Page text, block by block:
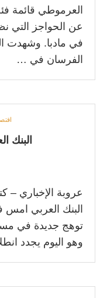
العرموطي قائمة
عن الحواجز التي
في مادبا. وشهدت
الفرسان في …
البنك
عروبة الإخباري
البنك العربي امس
وهو اليوم يجدد